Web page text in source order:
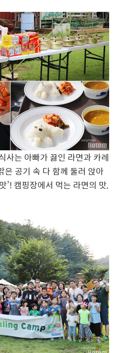
사는 아빠가 끓인 라면과 카레
은 공기 속 다 함께 둘러 앉아
’! 캠핑장에서 먹는 라면의 맛,